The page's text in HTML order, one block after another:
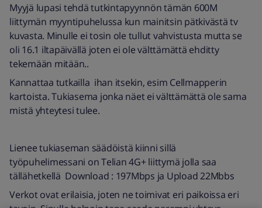
Myyjä lupasi tehdä tutkintapyynnön tämän 600M
liittymän myyntipuhelussa kun mainitsin pätkivästä tv
kuvasta. Minulle ei tosin ole tullut vahvistusta mutta se
oli 16.1 iltapäivällä joten ei ole välttämättä ehditty
tekemään mitään..
Kannattaa tutkailla ihan itsekin, esim Cellmapperin
kartoista. Tukiasema jonka näet ei välttämättä ole sama
mistä yhteytesi tulee.
Lienee tukiaseman säädöistä kiinni sillä
työpuhelimessani on Telian 4G+ liittymä jolla saa
tällähetkellä Download : 197Mbps ja Upload 22Mbbs
Verkot ovat erilaisia, joten ne toimivat eri paikoissa eri